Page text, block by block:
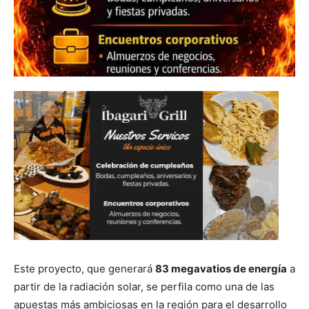
Este proyecto, que generará 83 megavatios de energía a
partir de la radiación solar, se perfila como una de las
apuestas más ambiciosas en la región para el desarrollo